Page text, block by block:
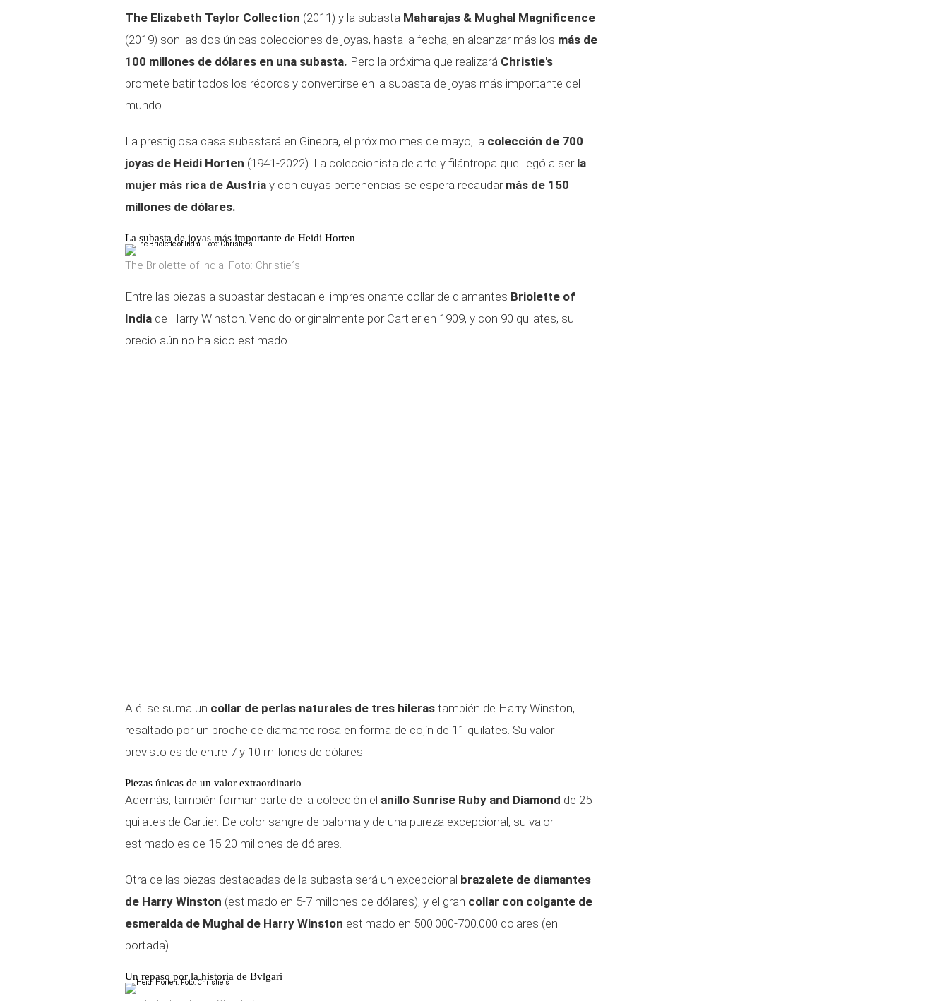
The Elizabeth Taylor Collection (2011) y la subasta Maharajas & Mughal Magnificence
(2019) son las dos únicas colecciones de joyas, hasta la fecha, en alcanzar más los más de
100 millones de dólares en una subasta. Pero la próxima que realizará Christie's
promete batir todos los récords y convertirse en la subasta de joyas más importante del
mundo.
La prestigiosa casa subastará en Ginebra, el próximo mes de mayo, la colección de 700
joyas de Heidi Horten (1941-2022). La coleccionista de arte y filántropa que llegó a ser la
mujer más rica de Austria y con cuyas pertenencias se espera recaudar más de 150
millones de dólares.
La subasta de joyas más importante de Heidi Horten
The Briolette of India. Foto: Christie´s
Entre las piezas a subastar destacan el impresionante collar de diamantes Briolette of
India de Harry Winston. Vendido originalmente por Cartier en 1909, y con 90 quilates, su
precio aún no ha sido estimado.
A él se suma un collar de perlas naturales de tres hileras también de Harry Winston,
resaltado por un broche de diamante rosa en forma de cojín de 11 quilates. Su valor
previsto es de entre 7 y 10 millones de dólares.
Piezas únicas de un valor extraordinario
Además, también forman parte de la colección el anillo Sunrise Ruby and Diamond de 25
quilates de Cartier. De color sangre de paloma y de una pureza excepcional, su valor
estimado es de 15-20 millones de dólares.
Otra de las piezas destacadas de la subasta será un excepcional brazalete de diamantes
de Harry Winston (estimado en 5-7 millones de dólares); y el gran collar con colgante de
esmeralda de Mughal de Harry Winston estimado en 500.000-700.000 dolares (en
portada).
Un repaso por la historia de Bvlgari